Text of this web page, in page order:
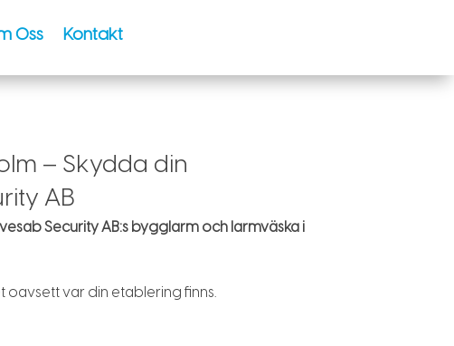
Oss Kontakt
– Skydda din
AB
Security AB:s bygglarm och larmväska i
var din etablering finns.